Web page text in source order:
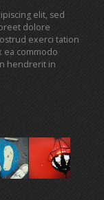
elit, sed
dolore
exerci tation
ea commodo
hendrerit in